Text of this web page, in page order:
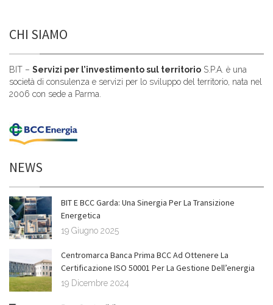
CHI SIAMO
BIT – Servizi per l’investimento sul territorio S.P.A. è una
società di consulenza e servizi per lo sviluppo del territorio, nata nel
2006 con sede a Parma.
NEWS
BIT E BCC Garda: Una Sinergia Per La Transizione
Energetica
19 Giugno 2025
Centromarca Banca Prima BCC Ad Ottenere La
Certificazione ISO 50001 Per La Gestione Dell’energia
19 Dicembre 2024